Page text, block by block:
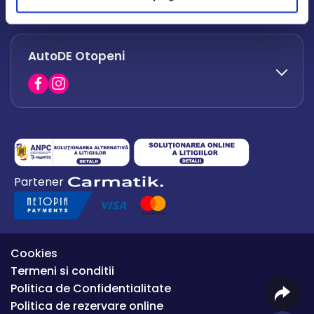
office.afumati@autode.ro
0730 063 852
0730 063 851
AutoDE Otopeni
0754 649 360
office.premium@autode.ro
Partener
Cookies
Termeni si conditii
Politica de Confidentialitate
Politica de rezervare online